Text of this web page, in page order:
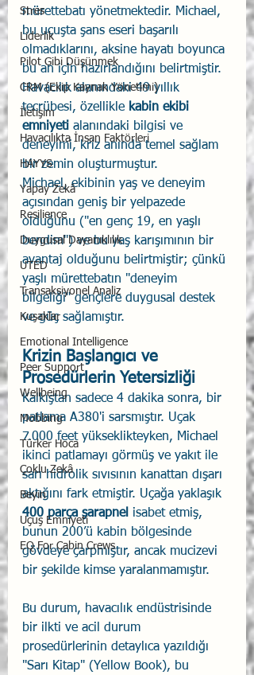
Stres
Liderlik
Pilot Gibi Düşünmek
CRM (Ekip Kaynak Yönetimi)
İletişim
Havacılıkta İnsan Faktörleri
HAYYS
Yapay Zekâ
Resilience
Duygusal Dayanıklılık
UTED
Transaksiyonel Analiz
Kuşaklar
Emotional Intelligence
Peer Support
Wellbeing
Mobbing
Türker Hoca
Çoklu Zekâ
Beyin
Uçuş Emniyeti
EQ For Cabin Crews
mürettebatı yönetmektedir. Michael,
bu uçuşta şans eseri başarılı
olmadıklarını, aksine hayatı boyunca
bu an için hazırlandığını belirtmiştir.
Havacılık alanındaki 49 yıllık
tecrübesi, özellikle kabin ekibi
emniyeti alanındaki bilgisi ve
deneyimi, kriz anında temel sağlam
bir zemin oluşturmuştur.
Michael, ekibinin yaş ve deneyim
açısından geniş bir yelpazede
olduğunu ("en genç 19, en yaşlı
bendim") ve bu yaş karışımının bir
avantaj olduğunu belirtmiştir; çünkü
yaşlı mürettebatın "deneyim
bilgeliği" gençlere duygusal destek
ve güç sağlamıştır.
Krizin Başlangıcı ve
Prosedürlerin Yetersizliği
Kalkıştan sadece 4 dakika sonra, bir
patlama A380'i sarsmıştır. Uçak
7.000 feet yükseklikteyken, Michael
ikinci patlamayı görmüş ve yakıt ile
sarı hidrolik sıvısının kanattan dışarı
aktığını fark etmiştir. Uçağa yaklaşık
400 parça şarapnel isabet etmiş,
bunun 200’ü kabin bölgesinde
gövdeye çarpmıştır, ancak mucizevi
bir şekilde kimse yaralanmamıştır.
Bu durum, havacılık endüstrisinde
bir ilkti ve acil durum
prosedürlerinin detaylıca yazıldığı
"Sarı Kitap" (Yellow Book), bu